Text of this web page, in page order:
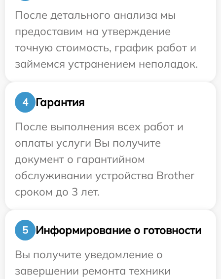
После детального анализа мы
предоставим на утверждение
точную стоимость, график работ и
займемся устранением неполадок.
4
Гарантия
После выполнения всех работ и
оплаты услуги Вы получите
документ о гарантийном
обслуживании устройства Brother
сроком до 3 лет.
5
Информирование о готовности
Вы получите уведомление о
завершении ремонта техники